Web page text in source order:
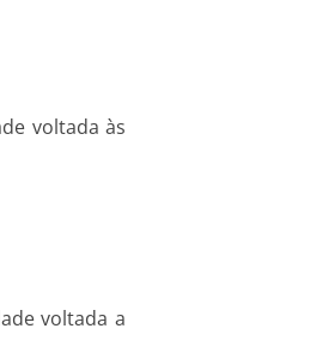
voltada às
voltada a